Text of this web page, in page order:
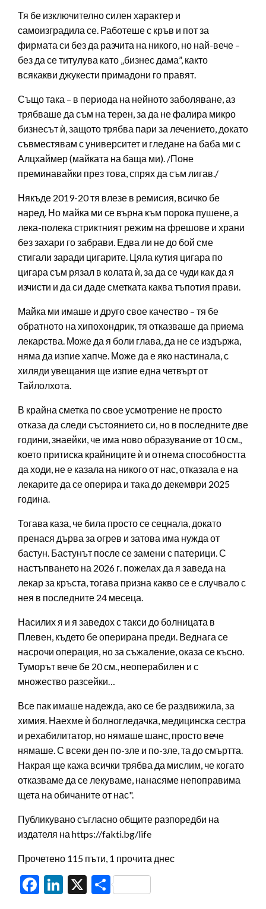
Тя бе изключително силен характер и
самоизградила се. Работеше с кръв и пот за
фирмата си без да разчита на никого, но най-вече –
без да се титулува като „бизнес дама”, както
всякакви джукести примадони го правят.
Също така – в периода на нейното заболяване, аз
трябваше да съм на терен, за да не фалира микро
бизнесът ѝ, защото трябва пари за лечението, докато
съвместявам с университет и гледане на баба ми с
Алцхаймер (майката на баща ми). /Поне
преминавайки през това, спрях да съм лигав./
Някъде 2019-20 тя влезе в ремисия, всичко бе
наред. Но майка ми се върна към порока пушене, а
лека-полека стриктният режим на фрешове и храни
без захари го забрави. Едва ли не до бой сме
стигали заради цигарите. Цяла кутия цигара по
цигара съм рязал в колата ѝ, за да се чуди как да я
изчисти и да си даде сметката каква тъпотия прави.
Майка ми имаше и друго свое качество – тя бе
обратното на хипохондрик, тя отказваше да приема
лекарства. Може да я боли глава, да не се издържа,
няма да изпие хапче. Може да е яко настинала, с
хиляди увещания ще изпие една четвърт от
Тайлолхота.
В крайна сметка по свое усмотрение не просто
отказа да следи състоянието си, но в последните две
години, знаейки, че има ново образувание от 10 см.,
което притиска крайниците ѝ и отнема способността
да ходи, не е казала на никого от нас, отказала е на
лекарите да се оперира и така до декември 2025
година.
Тогава каза, че била просто се сецнала, докато
пренася дърва за огрев и затова има нужда от
бастун. Бастунът после се замени с патерици. С
настъпването на 2026 г. пожелах да я заведа на
лекар за кръста, тогава призна какво се е случвало с
нея в последните 24 месеца.
Насилих я и я заведох с такси до болницата в
Плевен, където бе оперирана преди. Веднага се
насрочи операция, но за съжаление, оказа се късно.
Туморът вече бе 20 см., неоперабилен и с
множество разсейки…
Все пак имаше надежда, ако се бе раздвижила, за
химия. Наехме ѝ болногледачка, медицинска сестра
и рехабилитатор, но нямаше шанс, просто вече
нямаше. С всеки ден по-зле и по-зле, та до смъртта.
Накрая ще кажа всички трябва да мислим, че когато
отказваме да се лекуваме, нанасяме непоправима
щета на обичаните от нас".
Публикувано съгласно общите разпоредби на
издателя на https://fakti.bg/life
Прочетено 115 пъти, 1 прочита днес
Facebook
LinkedIn
X Share